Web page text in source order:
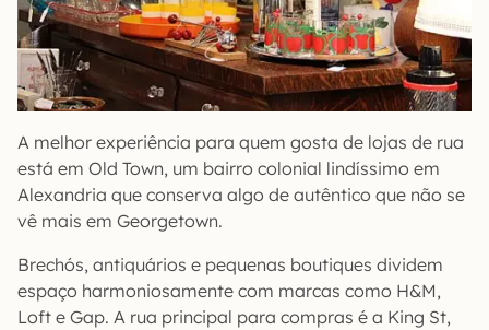
A melhor experiência para quem gosta de lojas de rua
está em Old Town, um bairro colonial lindíssimo em
Alexandria que conserva algo de autêntico que não se
vê mais em Georgetown.
Brechós, antiquários e pequenas boutiques dividem
espaço harmoniosamente com marcas como H&M,
Loft e Gap. A rua principal para compras é a King St,